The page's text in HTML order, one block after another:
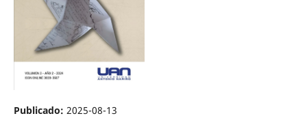
Publicado: 2025-08-13